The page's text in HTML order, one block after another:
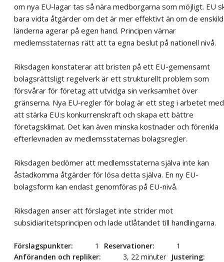
om nya EU-lagar tas så nära medborgarna som möjligt. EU
bara vidta åtgärder om det är mer effektivt än om de
länderna agerar på egen hand. Principen värnar
medlemsstaternas rätt att ta egna beslut på nationell nivå.
Riksdagen konstaterar att bristen på ett EU-gemensamt
bolagsrättsligt regelverk är ett strukturellt problem som
försvårar för företag att utvidga sin verksamhet över
gränserna. Nya EU-regler för bolag är ett steg i arbetet med
att stärka EU:s konkurrenskraft och skapa ett bättre
företagsklimat. Det kan även minska kostnader och förenkla
efterlevnaden av medlemsstaternas bolagsregler.
Riksdagen bedömer att medlemsstaterna själva inte kan
åstadkomma åtgärder för lösa detta själva. En ny EU-
bolagsform kan endast genomföras på EU-nivå.
Riksdagen anser att förslaget inte strider mot
subsidiaritetsprincipen och lade utlåtandet till handlingarna.
Förslagspunkter 1 Reservationer
1
Anföranden och repliker
3, 22 minuter
Justering